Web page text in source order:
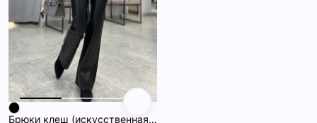
Брюки клеш (искусственная кожа) 72460641\15